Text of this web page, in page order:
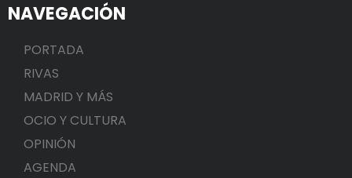
NAVEGACIÓN
PORTADA
RIVAS
MADRID Y MÁS
OCIO Y CULTURA
OPINIÓN
AGENDA